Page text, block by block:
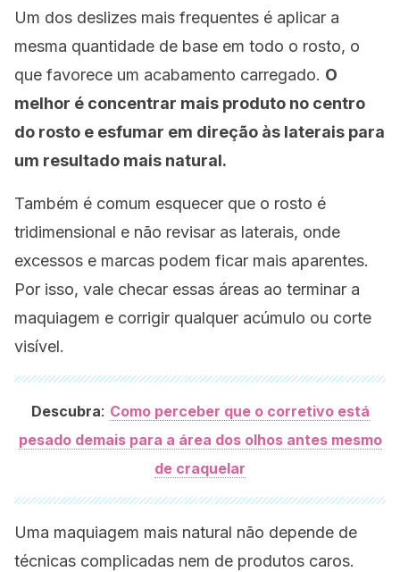
Um dos deslizes mais frequentes é aplicar a
mesma quantidade de base em todo o rosto, o
que favorece um acabamento carregado. O
melhor é concentrar mais produto no centro
do rosto e esfumar em direção às laterais para
um resultado mais natural.
Também é comum esquecer que o rosto é
tridimensional e não revisar as laterais, onde
excessos e marcas podem ficar mais aparentes.
Por isso, vale checar essas áreas ao terminar a
maquiagem e corrigir qualquer acúmulo ou corte
visível.
Descubra: Como perceber que o corretivo está
pesado demais para a área dos olhos antes mesmo
de craquelar
Uma maquiagem mais natural não depende de
técnicas complicadas nem de produtos caros.